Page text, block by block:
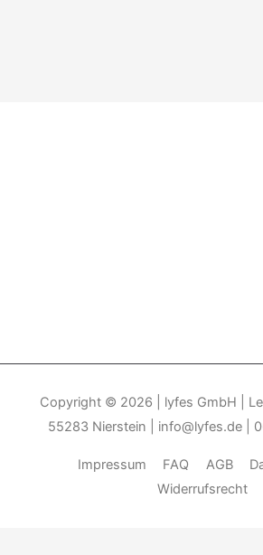
Copyright © 2026
| lyfes GmbH |
55283 Nierstein | info@lyfes.de |
Impressum FAQ AGB
Widerrufsrecht